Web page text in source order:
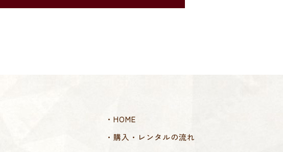
・HOME
・購入・レンタルの流れ